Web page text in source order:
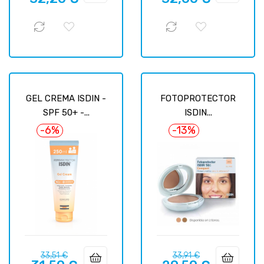
GEL CREMA ISDIN -
SPF 50+ -...
-6%
Prix
33,51 €Prix
FOTOPROTECTOR
ISDIN...
-13%
Prix
33,91 €Prix